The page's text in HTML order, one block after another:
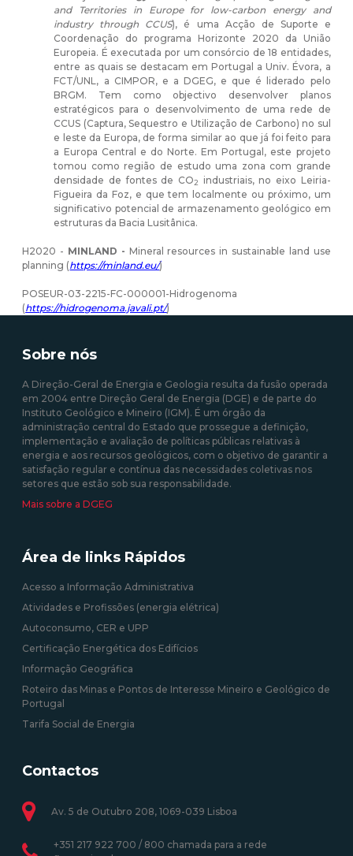
and Territories in Europe for low-carbon energy and
industry through CCUS), é uma Acção de Suporte e
Coordenação do programa Horizonte 2020 da União
Europeia. É executada por um consórcio de 18 entidades,
entre as quais se destacam em Portugal a Univ. Évora, a
FCT/UNL, a CIMPOR, e a DGEG, e que é liderado pelo
BRGM. Tem como objectivo desenvolver planos
estratégicos para o desenvolvimento de uma rede de
CCUS (Captura, Sequestro e Utilização de Carbono) no sul
e leste da Europa, de forma similar ao que já foi feito para
a Europa Central e do Norte. Em Portugal, este projeto
tomou como região de estudo uma zona com grande
densidade de fontes de CO2
industriais, no eixo Leiria-
Figueira da Foz, e que tem localmente ou próximo, um
significativo potencial de armazenamento geológico em
estruturas da Bacia Lusitânica.
H2020 - MINLAND - Mineral resources in sustainable land use
planning (https://minland.eu/)
POSEUR-03-2215-FC-000001-Hidrogenoma
(https://hidrogenoma.javali.pt/)
Sobre nós
A Direção-Geral de Energia e Geologia resulta da fusão operada
em 2004 entre Direção Geral de Energia (DGE) e de parte do
Instituto Geológico e Mineiro (IGM). É um órgão da
administração central do Estado que prossegue a definição,
implementação e avaliação de políticas públicas relativas à
energia e aos recursos geológicos, com o objetivo de garantir a
satisfação regular e contínua das necessidades coletivas nos
setores que estão sob sua responsabilidade.
Mais sobre a DGEG
Área de links Rápidos
Acesso a Informação Administrativa
Atividades e Profissões (energia elétrica)
Autoconsumo, CER e UPP
Certificação Energética dos Edifícios
Informação Geográfica
Roteiro das Minas e Pontos de Interesse Mineiro e Geológico de
Portugal
Tarifa Social de Energia
Contactos
Av. 5 de Outubro 208, 1069-039 Lisboa
+351 217 922 700 / 800 chamada para a rede